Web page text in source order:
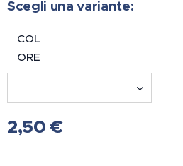
Scegli una variante:
COL
ORE
2,50 €